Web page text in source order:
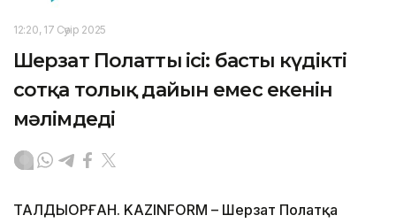
12:20, 17 Сәуір 2025
Шерзат Полаттың ісі: басты күдікті
сотқа толық дайын емес екенін
мәлімдеді
ТАЛДЫҚОРҒАН. KAZINFORM – Шерзат Полатқа